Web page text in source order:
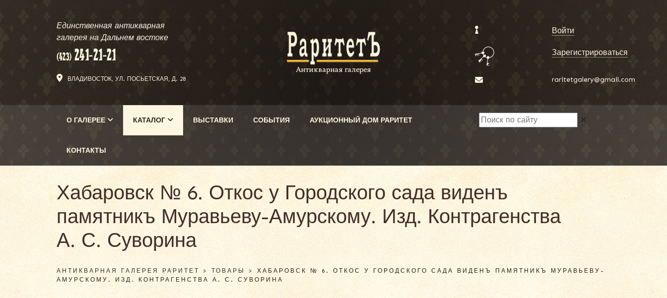
Единственная антикварная
галерея на Дальнем востоке
ВЛАДИВОСТОК, УЛ. ПОСЬЕТСКАЯ, Д. 28
Войти
Зарегистрироваться
raritetgalery@gmail.com
О ГАЛЕРЕЕ КАТАЛОГ ВЫСТАВКИ СОБЫТИЯ АУКЦИОННЫЙ ДОМ РАРИТЕТ
КОНТАКТЫ
✕
Хабаровск № 6. Откос у Городского сада виденъ
памятникъ Муравьеву-Амурскому. Изд. Контрагенства
А. С. Суворина
АНТИКВАРНАЯ ГАЛЕРЕЯ РАРИТЕТ >ТОВАРЫ>ХАБАРОВСК № 6. ОТКОС У ГОРОДСКОГО САДА ВИДЕНЪ ПАМЯТНИКЪ МУРАВЬЕВУ-
АМУРСКОМУ. ИЗД. КОНТРАГЕНСТВА А. С. СУВОРИНА